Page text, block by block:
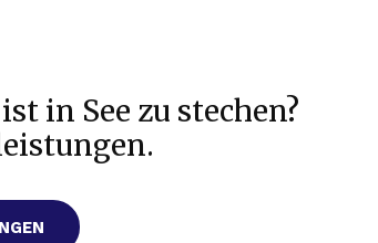
in See zu stechen?